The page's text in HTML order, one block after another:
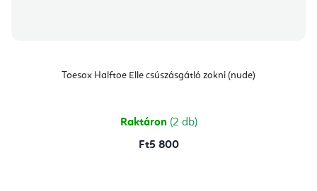
Toesox Halftoe Elle csúszásgátló zokni (nude)
Raktáron (2 db)
Ft5 800